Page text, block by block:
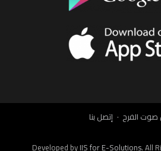
صوت الفرح إتصل بنا
IIS for E-Solutions. All